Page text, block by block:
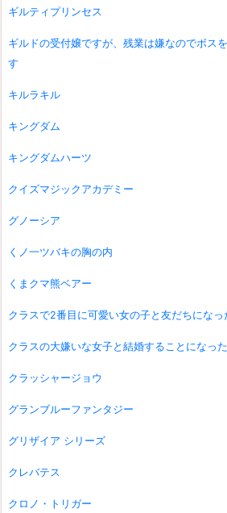
ギルティプリンセス
ギルドの受付嬢ですが、残業は嫌なのでボス
す
キルラキル
キングダム
キングダムハーツ
クイズマジックアカデミー
グノーシア
くノ一ツバキの胸の内
くまクマ熊ベアー
クラスで2番目に可愛い女の子と友だちになっ
クラスの大嫌いな女子と結婚することになった
クラッシャージョウ
グランブルーファンタジー
グリザイア シリーズ
クレバテス
クロノ・トリガー